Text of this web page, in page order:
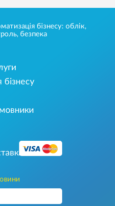
бізнесу: облік,
безпека
бізнесу